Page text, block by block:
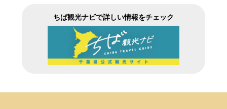
ちば観光ナビで詳しい情報をチェック